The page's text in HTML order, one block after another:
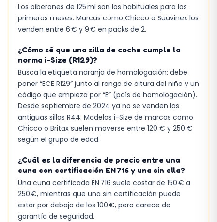
Los biberones de 125 ml son los habituales para los
primeros meses. Marcas como Chicco o Suavinex los
venden entre 6 € y 9 € en packs de 2.
¿Cómo sé que una silla de coche cumple la
norma i-Size (R129)?
Busca la etiqueta naranja de homologación: debe
poner “ECE R129” junto al rango de altura del niño y un
código que empieza por “E” (país de homologación).
Desde septiembre de 2024 ya no se venden las
antiguas sillas R44. Modelos i-Size de marcas como
Chicco o Britax suelen moverse entre 120 € y 250 €
según el grupo de edad.
¿Cuál es la diferencia de precio entre una
cuna con certificación EN 716 y una sin ella?
Una cuna certificada EN 716 suele costar de 150 € a
250 €, mientras que una sin certificación puede
estar por debajo de los 100 €, pero carece de
garantía de seguridad.